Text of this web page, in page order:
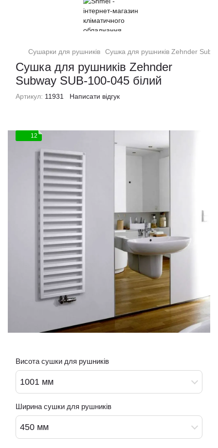
Сушарки для рушників Сушка для рушників Zehnder
Сушка для рушників Zehnder
Subway SUB-100-045 білий
Артикул: 11931 Написати відгук
12
Висота сушки для рушників
1001 мм
Ширина сушки для рушників
450 мм